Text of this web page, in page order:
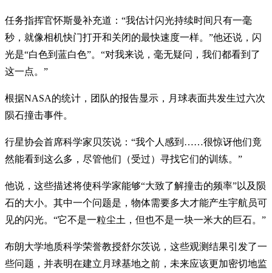
任务指挥官怀斯曼补充道：“我估计闪光持续时间只有一毫
秒，就像相机快门打开和关闭的最快速度一样。”他还说，闪
光是“白色到蓝白色”。“对我来说，毫无疑问，我们都看到了
这一点。”
根据NASA的统计，团队的报告显示，月球表面共发生过六次
陨石撞击事件。
行星协会首席科学家贝茨说：“我个人感到……很惊讶他们竟
然能看到这么多，尽管他们（受过）寻找它们的训练。”
他说，这些描述将使科学家能够“大致了解撞击的频率”以及陨
石的大小。其中一个问题是，物体需要多大才能产生宇航员可
见的闪光。“它不是一粒尘土，但也不是一块一米大的巨石。”
布朗大学地质科学荣誉教授舒尔茨说，这些观测结果引发了一
些问题，并表明在建立月球基地之前，未来应该更加密切地监